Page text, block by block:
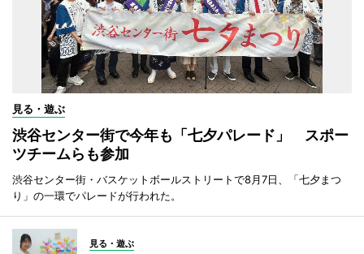
見る・遊ぶ
渋谷センター街で今年も「七夕パレード」 スポー
ツチームらも参加
渋谷センター街・バスケットボールストリートで8月7日、「七夕まつ
り」の一環でパレードが行われた。
見る・遊ぶ